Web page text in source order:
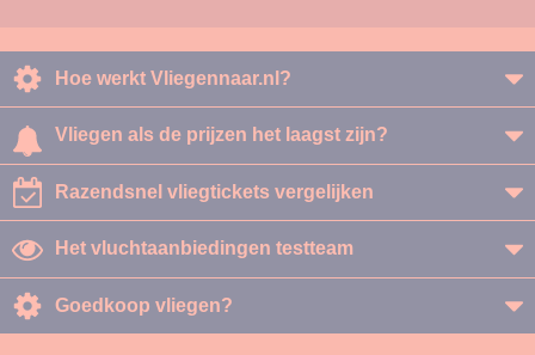
Hoe werkt Vliegennaar.nl?
Vliegen als de prijzen het laagst zijn?
Razendsnel vliegtickets vergelijken
Het vluchtaanbiedingen testteam
Goedkoop vliegen?